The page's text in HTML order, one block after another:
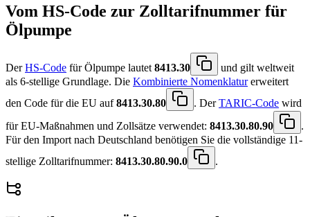
Vom HS-Code zur Zolltarifnummer für
Ölpumpe
DerHS-Code für Ölpumpe lautet8413.30
und gilt weltweit
als 6-stellige Grundlage. Die Kombinierte Nomenklaturerweitert
den Code für die EU auf8413.30.80 . DerTARIC-Code wird
für EU-Maßnahmen und Zollsätze verwendet: 8413.30.80.90
.
Für den Import nach Deutschland benötigen Sie die vollständige 11-
stellige Zolltarifnummer: 8413.30.80.90.0 .